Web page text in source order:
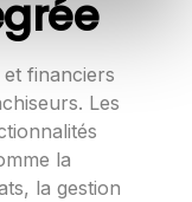
et financiers
Les
la
la gestion